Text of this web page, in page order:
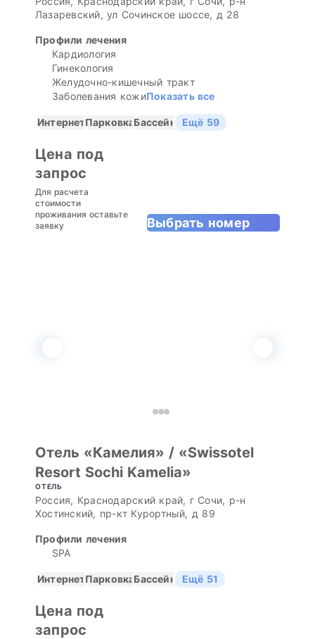
Лазаревский, ул Сочинское шоссе, д 28
Профили лечения
Кардиология
Гинекология
Желудочно-кишечный тракт
Заболевания кожиПоказать все
ИнтернетПарковкаБассейн Ещё 59
Цена под
запрос
Для расчета
стоимости
проживания оставьте
заявку
Выбрать номер
Отель «Камелия» / «Swissotel
Resort Sochi Kamelia»
ОТЕЛЬ
Россия, Краснодарский край, г Сочи, р-н
Хостинский, пр-кт Курортный, д 89
Профили лечения
SPA
ИнтернетПарковкаБассейн Ещё 51
Цена под
запрос